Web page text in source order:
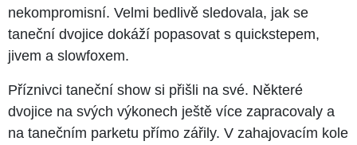
nekompromisní. Velmi bedlivě sledovala, jak se
taneční dvojice dokáží popasovat s quickstepem,
jivem a slowfoxem.
Příznivci taneční show si přišli na své. Některé
dvojice na svých výkonech ještě více zapracovaly a
na tanečním parketu přímo zářily. V zahajovacím kole